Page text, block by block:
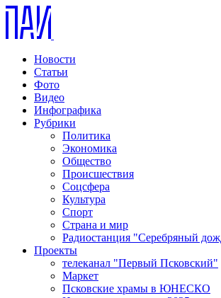
Новости
Статьи
Фото
Видео
Инфографика
Рубрики
Политика
Экономика
Общество
Происшествия
Соцсфера
Культура
Спорт
Страна и мир
Радиостанция "Серебряный
Проекты
телеканал "Первый Псковский"
Маркет
Псковские храмы в ЮНЕСКО